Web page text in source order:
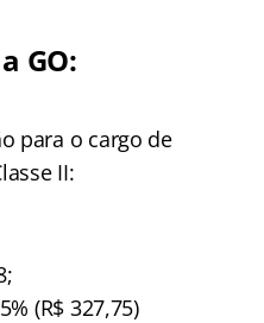
GO:
para o cargo de
II:
(R$ 327,75)